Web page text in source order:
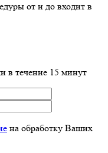
от и до входит в
в течение 15 минут
на обработку Ваших